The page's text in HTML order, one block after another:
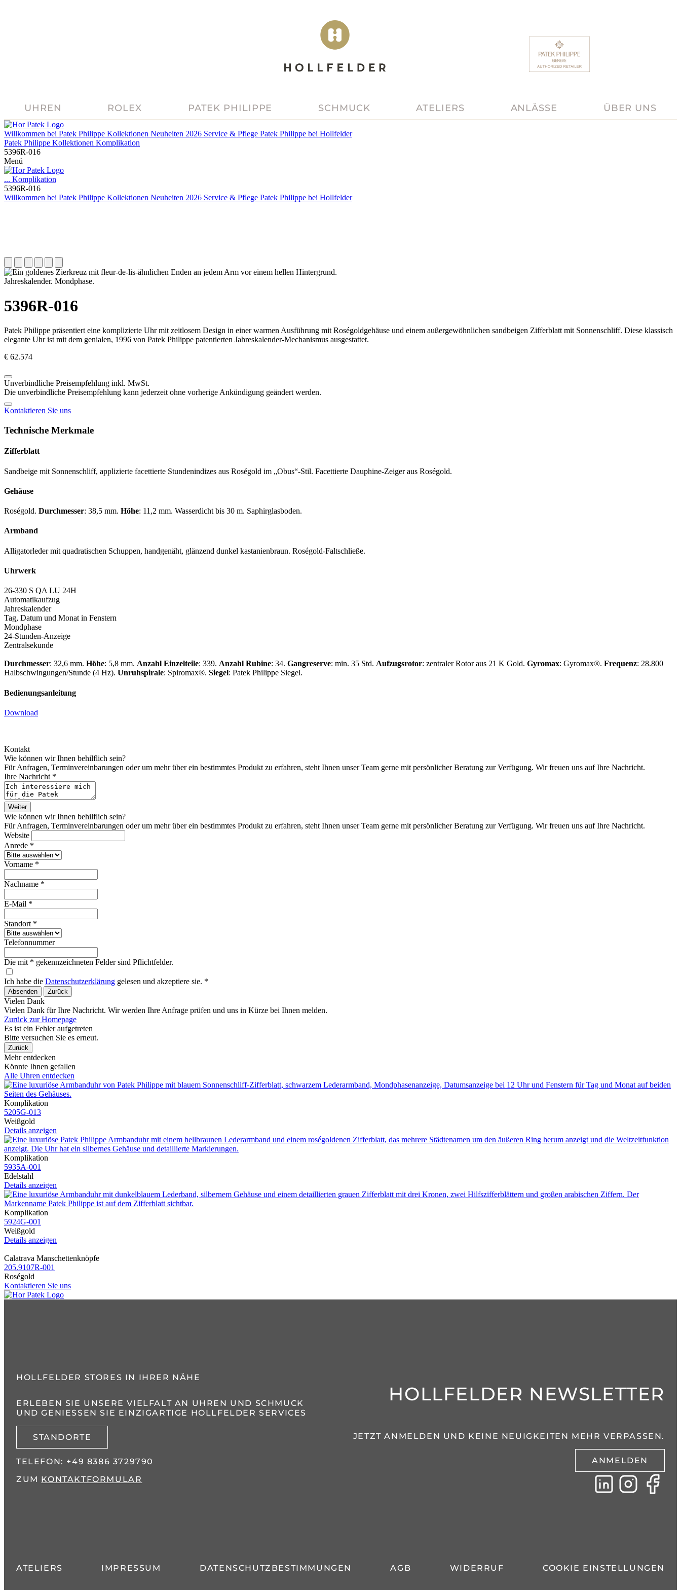
UHREN ROLEX PATEK PHILIPPE SCHMUCK ATELIERS ANLÄSSE ÜBER UNS
Willkommen bei Patek Philippe Kollektionen Neuheiten 2026 Service & Pflege Patek Philippe bei Hollfelder
Patek Philippe Kollektionen Komplikation
5396R-016
Menü
... Komplikation
5396R-016
Willkommen bei Patek Philippe Kollektionen Neuheiten 2026 Service & Pflege Patek Philippe bei Hollfelder
Jahreskalender. Mondphase.
5396R-016
Patek Philippe präsentiert eine komplizierte Uhr mit zeitlosem Design in einer warmen Ausführung mit Roségoldgehäuse und einem außergewöhnlichen sandbeigen Zifferblatt mit Sonnenschliff. Diese klassisch
elegante Uhr ist mit dem genialen, 1996 von Patek Philippe patentierten Jahreskalender-Mechanismus ausgestattet.
€ 62.574
Unverbindliche Preisempfehlung inkl. MwSt.
Die unverbindliche Preisempfehlung kann jederzeit ohne vorherige Ankündigung geändert werden.
Kontaktieren Sie uns
Technische Merkmale
Zifferblatt
Sandbeige mit Sonnenschliff, applizierte facettierte Stundenindizes aus Roségold im „Obus“-Stil. Facettierte Dauphine-Zeiger aus Roségold.
Gehäuse
Roségold. Durchmesser: 38,5 mm. Höhe: 11,2 mm. Wasserdicht bis 30 m. Saphirglasboden.
Armband
Alligatorleder mit quadratischen Schuppen, handgenäht, glänzend dunkel kastanienbraun. Roségold-Faltschließe.
Uhrwerk
26-330 S QA LU 24H
Automatikaufzug
Jahreskalender
Tag, Datum und Monat in Fenstern
Mondphase
24-Stunden-Anzeige
Zentralsekunde
Durchmesser: 32,6 mm. Höhe: 5,8 mm. Anzahl Einzelteile: 339. Anzahl Rubine: 34. Gangreserve: min. 35 Std. Aufzugsrotor: zentraler Rotor aus 21 K Gold. Gyromax: Gyromax®. Frequenz: 28.800
Halbschwingungen/Stunde (4 Hz). Unruhspirale: Spiromax®. Siegel: Patek Philippe Siegel.
Bedienungsanleitung
Download
Kontakt
Wie können wir Ihnen behilflich sein?
Für Anfragen, Terminvereinbarungen oder um mehr über ein bestimmtes Produkt zu erfahren, steht Ihnen unser Team gerne mit persönlicher Beratung zur Verfügung. Wir freuen uns auf Ihre Nachricht.
Ihre Nachricht *
Weiter
Wie können wir Ihnen behilflich sein?
Für Anfragen, Terminvereinbarungen oder um mehr über ein bestimmtes Produkt zu erfahren, steht Ihnen unser Team gerne mit persönlicher Beratung zur Verfügung. Wir freuen uns auf Ihre Nachricht.
Website
Anrede *
Vorname *
Nachname *
E-Mail *
Standort *
Telefonnummer
Die mit * gekennzeichneten Felder sind Pflichtfelder.
Ich habe die Datenschutzerklärung gelesen und akzeptiere sie. *
Absenden Zurück
Vielen Dank
Vielen Dank für Ihre Nachricht. Wir werden Ihre Anfrage prüfen und uns in Kürze bei Ihnen melden.
Zurück zur Homepage
Es ist ein Fehler aufgetreten
Bitte versuchen Sie es erneut.
Zurück
Mehr entdecken
Könnte Ihnen gefallen
Alle Uhren entdecken
Komplikation
5205G​-013
Weißgold
Details anzeigen
Komplikation
5935A​-001
Edelstahl
Details anzeigen
Komplikation
5924G​-001
Weißgold
Details anzeigen
Calatrava Manschettenknöpfe
205.9107R​-001
Roségold
Kontaktieren Sie uns
HOLLFELDER STORES IN IHRER NÄHE
ERLEBEN SIE UNSERE VIELFALT AN UHREN UND SCHMUCK
UND GENIESSEN SIE EINZIGARTIGE HOLLFELDER SERVICES
STANDORTE
TELEFON: +49 8386 3729790
ZUM KONTAKTFORMULAR
HOLLFELDER NEWSLETTER
JETZT ANMELDEN UND KEINE NEUIGKEITEN MEHR VERPASSEN.
ANMELDEN
ATELIERS IMPRESSUM DATENSCHUTZBESTIMMUNGEN AGB WIDERRUF COOKIE EINSTELLUNGEN